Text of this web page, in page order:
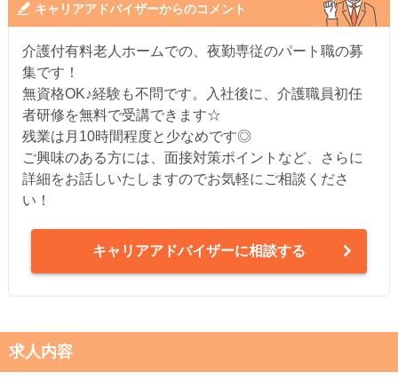
キャリアアドバイザーからのコメント
介護付有料老人ホームでの、夜勤専従のパート職の募
集です！
無資格OK♪経験も不問です。入社後に、介護職員初任
者研修を無料で受講できます☆
残業は月10時間程度と少なめです◎
ご興味のある方には、面接対策ポイントなど、さらに
詳細をお話しいたしますのでお気軽にご相談くださ
い！
キャリアアドバイザーに相談する
求人内容